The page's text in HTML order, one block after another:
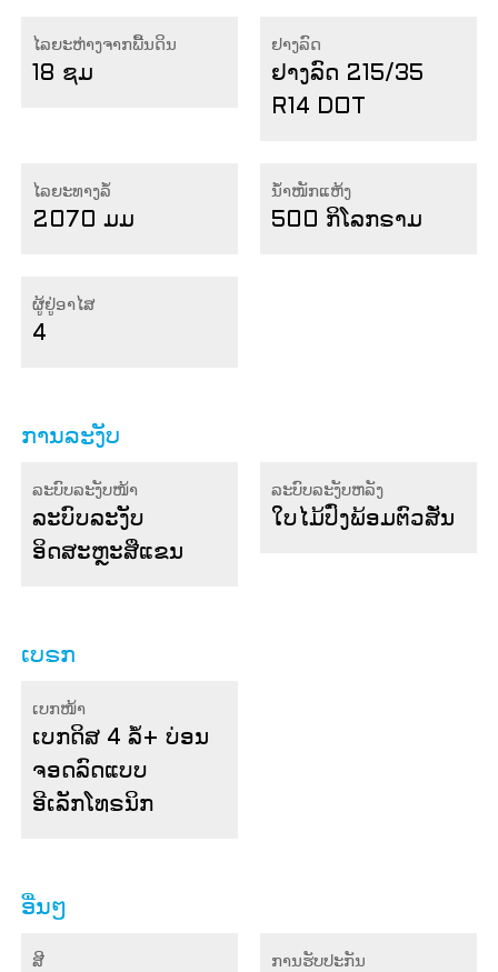
ໄລຍະຫ່າງຈາກພື້ນດິນ
18 ຊມ
ຢາງລົດ
ຢາງລົດ 215/35
R14 DOT
ໄລຍະທາງລໍ້
2070 ມມ
ນ້ຳໜັກແຫ້ງ
500 ກິໂລກຣາມ
ຜູ້ຢູ່ອາໄສ
4
ການລະງັບ
ລະບົບລະງັບໜ້າ
ລະບົບລະງັບ
ອິດສະຫຼະສີ່ແຂນ
ລະບົບລະງັບຫລັງ
ໃບໄມ້ປົ່ງພ້ອມຕົວສັ່ນ
ເບຣກ
ເບກໜ້າ
ເບກດິສ 4 ລໍ້+ ບ່ອນ
ຈອດລົດແບບ
ອີເລັກໂທຣນິກ
ອື່ນໆ
ສີ ການຮັບປະກັນ